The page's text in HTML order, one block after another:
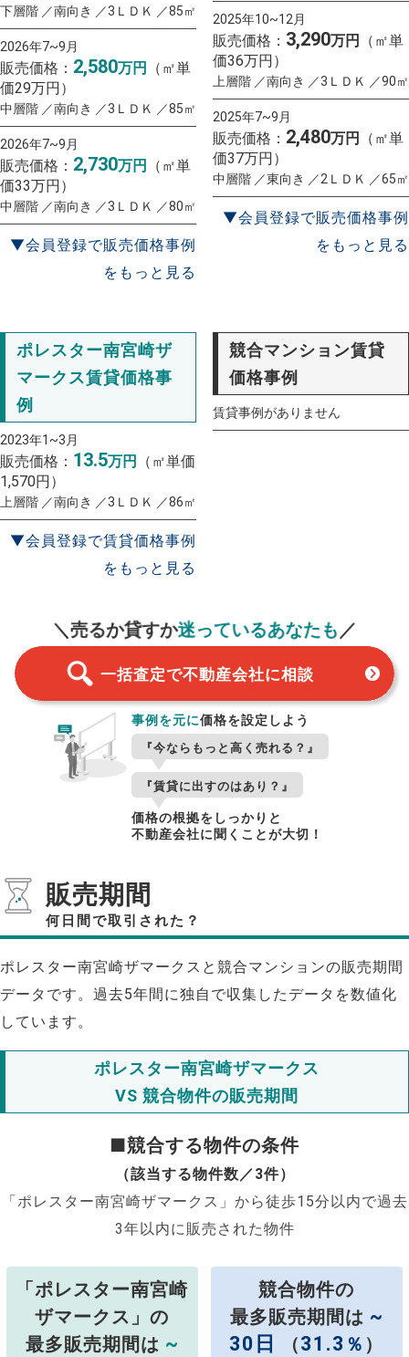
下層階 ／南向き ／3ＬＤＫ ／85㎡
2026年7~9月
販売価格： 2,580万円
（㎡単
価29万円）
中層階 ／南向き ／3ＬＤＫ ／85㎡
2026年7~9月
販売価格： 2,730万円
（㎡単
価33万円）
中層階 ／南向き ／3ＬＤＫ ／80㎡
▼会員登録で販売価格事例
をもっと見る
2025年10~12月
販売価格： 3,290万円
（㎡単
価36万円）
上層階 ／南向き ／3ＬＤＫ ／90㎡
2025年7~9月
販売価格： 2,480万円
（㎡単
価37万円）
中層階 ／東向き ／2ＬＤＫ ／65㎡
▼会員登録で販売価格事例
をもっと見る
ポレスター南宮崎ザ
マークス賃貸価格事
例
2023年1~3月
販売価格： 13.5万円
（㎡単価
1,570円）
上層階 ／南向き ／3ＬＤＫ ／86㎡
▼会員登録で賃貸価格事例
をもっと見る
競合マンション賃貸
価格事例
賃貸事例がありません
＼売るか貸すか迷っているあなたも ／
一括査定で不動産会社に相談
事例を元に価格を設定しよう
『今ならもっと高く売れる？』
『賃貸に出すのはあり？』
価格の根拠をしっかりと
不動産会社に聞くことが大切！
販売期間
何日間で取引された？
ポレスター南宮崎ザマークスと競合マンションの販売期間
データです。過去5年間に独自で収集したデータを数値化
しています。
ポレスター南宮崎ザマークス
VS 競合物件の販売期間
■競合する物件の条件
（該当する物件数／3件）
「ポレスター南宮崎ザマークス」から徒歩15分以内で過去
3年以内に販売された物件
「ポレスター南宮崎
ザマークス」の
最多販売期間は ~
競合物件の
最多販売期間は ~
30日
（31.3 ％ ）